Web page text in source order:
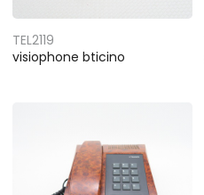
TEL2119
visiophone bticino